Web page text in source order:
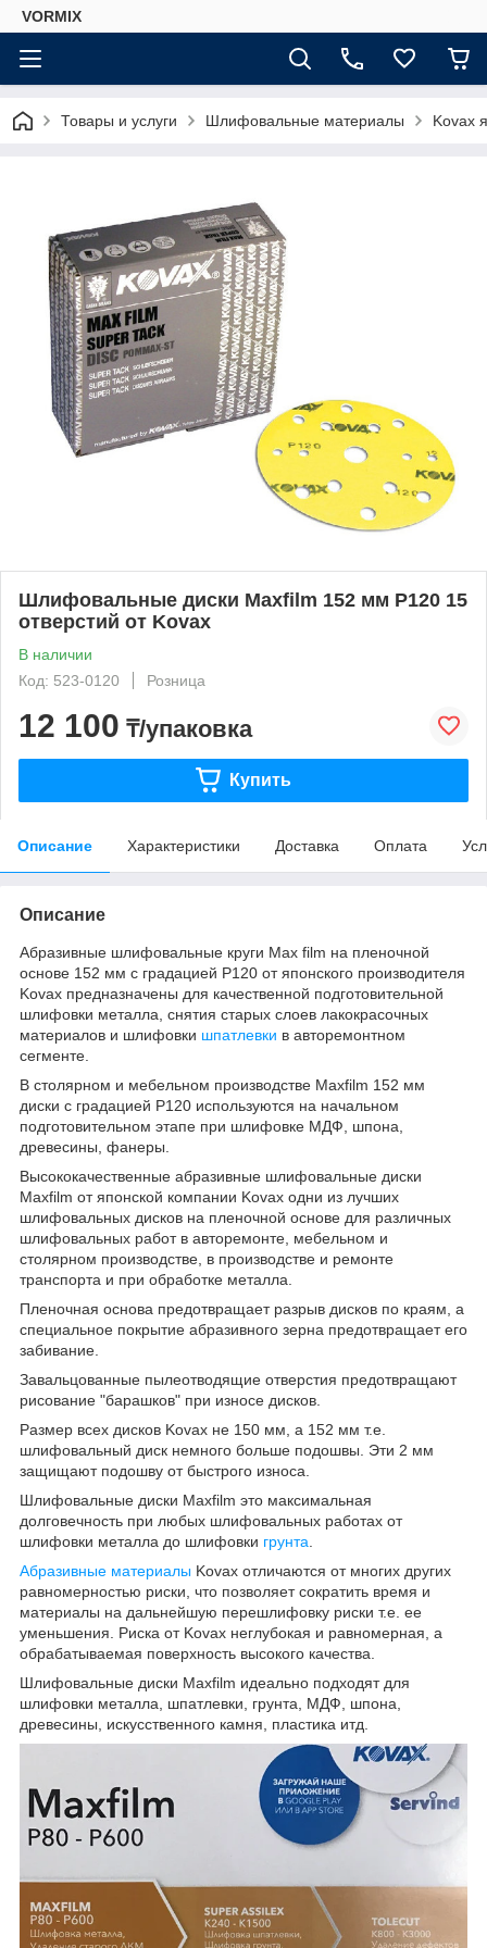
VORMIX
Товары и услуги Шлифовальные материалы Kovax
Шлифовальные диски Maxfilm 152 мм P120 15
отверстий от Kovax
В наличии
Код: 523-0120
Розница
12 100 ₸/упаковка
Купить
Описание Характеристики Доставка Оплата
Описание
Абразивные шлифовальные круги Max film на пленочной
основе 152 мм с градацией P120 от японского производителя
Kovax предназначены для качественной подготовительной
шлифовки металла, снятия старых слоев лакокрасочных
материалов и шлифовки шпатлевки в авторемонтном
сегменте.
В столярном и мебельном производстве Maxfilm 152 мм
диски с градацией P120 используются на начальном
подготовительном этапе при шлифовке МДФ, шпона,
древесины, фанеры.
Высококачественные абразивные шлифовальные диски
Maxfilm от японской компании Kovax одни из лучших
шлифовальных дисков на пленочной основе для различных
шлифовальных работ в авторемонте, мебельном и
столярном производстве, в производстве и ремонте
транспорта и при обработке металла.
Пленочная основа предотвращает разрыв дисков по краям, а
специальное покрытие абразивного зерна предотвращает его
забивание.
Завальцованные пылеотводящие отверстия предотвращают
рисование "барашков" при износе дисков.
Размер всех дисков Kovax не 150 мм, а 152 мм т.е.
шлифовальный диск немного больше подошвы. Эти 2 мм
защищают подошву от быстрого износа.
Шлифовальные диски Maxfilm это максимальная
долговечность при любых шлифовальных работах от
шлифовки металла до шлифовки грунта
Абразивные материалы Kovax отличаются от многих других
равномерностью риски, что позволяет сократить время и
материалы на дальнейшую перешлифовку риски т.е. ее
уменьшения. Риска от Kovax неглубокая и равномерная, а
обрабатываемая поверхность высокого качества.
Шлифовальные диски Maxfilm идеально подходят для
шлифовки металла, шпатлевки, грунта, МДФ, шпона,
древесины, искусственного камня, пластика итд.